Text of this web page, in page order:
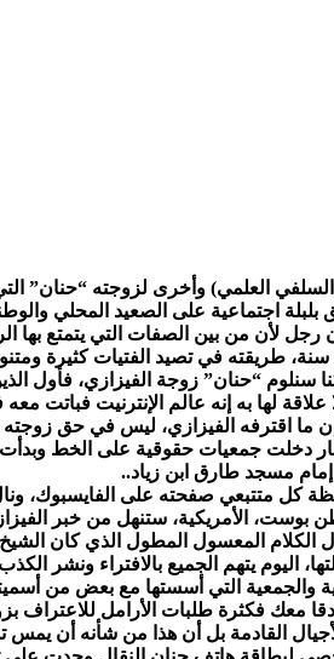
العلمي) وأخرى لزوجته “حنان”
اجتماعية على الصعيد المحلي
لأن من بين الصفات التي يتمتع بها
مؤمنا لأن المؤمن يخاف الله، ويحلل الحلال ويحرم الحرام، محمد الفيزازي،
سنلوم “حنان” زوجة الفيزازي، فأول
لها به إنه عالم الإنترنيت فباتت
ما اقترفه الفيزازي، ليس في حق
دخلت جمعيات حقوقية على الخط وبدأت
مسجد طارق ابن زياد..
متتبعي صفحته على الفايسبوك، ونال
والفرنسي بل إن واشنطن بوست، الأمريكية،
المعسول المطول الذي كان
يتهم الجميع بالافتراء ونشر
التي أسستها مع بعض من
معك فكثرة طلبات الأرامل للاعتراف
القادمة بل أن هذا من شأنه أن